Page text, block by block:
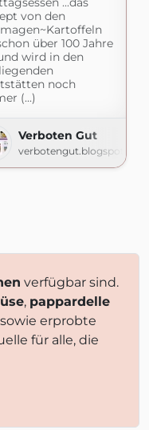
von den
über 100 Jahre
wird in den
noch
(...)
Verboten Gut
verbotengut.blogspot.com
verfügbar sind.
, pappardelle
erprobte
für alle, die